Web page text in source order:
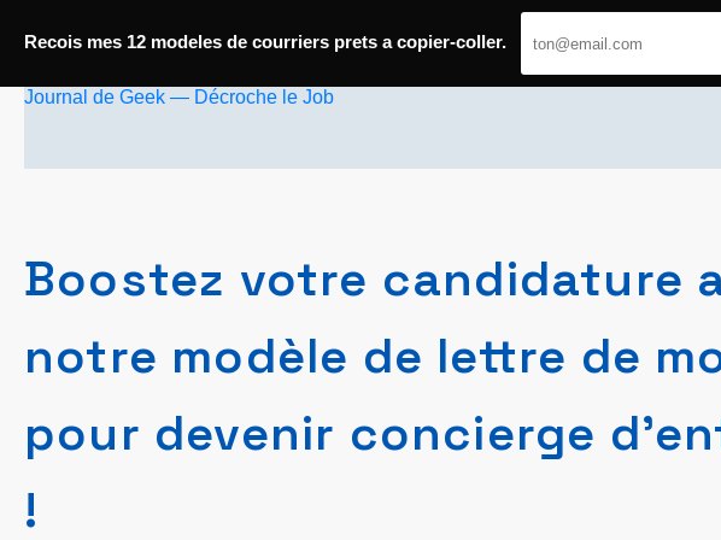
Passer
contenu
Journal de Geek — Décroche le Job
Boostez votre candidature
notre modèle de lettre de
pour devenir concierge
!
Recois mes 12 modeles de courriers prets a copier-coller.